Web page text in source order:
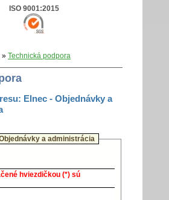
ISO 9001:2015
» Technická podpora
Elnec - Objednávky a
a administrácia
hviezdičkou (*) sú